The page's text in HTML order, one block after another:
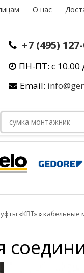
О нас
+7 (495)
ПН-ПТ: с 10.00
Email:
«КВТ»»кабельные